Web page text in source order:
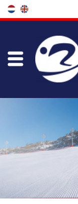
Store
Maintenance
koopgidsen